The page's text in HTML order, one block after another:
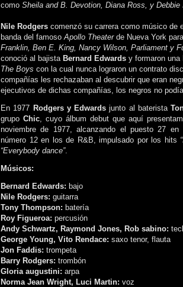
como Sheila and B. Devotion, Diana Ross, y Debbie
Nile Rodgers comenzó su carrera como músico de
banda del famosoApollo Theaterde Nueva York
Franklin, Ben E. King, Nancy Wilson, Parliament y
conoció al bajista Bernard Edwards y formaron una
The Boys con la cual nunca lograron un contrato
compañías les rechazaban al descubrir que eran
ejecutivos de dichas compañías, los negros no
En 1977 Rodgers y Edwards junto al baterista
grupo Chic, cuyo álbum debut que aquí
noviembre de 1977, alcanzando el puesto 27
número 12 en los de R&B, impulsado por los hits
“Everybody dance”.
Músicos:
Bernard Edwards: bajo
Nile Rodgers: guitarra
Tony Thompson: batería
Roy Figueroa: percusión
Andy Schwartz, Raymond Jones, Rob sabino:
George Young, Vito Rendace: saxo tenor, flauta
Jon Faddis: trompeta
Barry Rodgers: trombón
Gloria augustini: arpa
Norma Jean Wright, Luci Martin: voz